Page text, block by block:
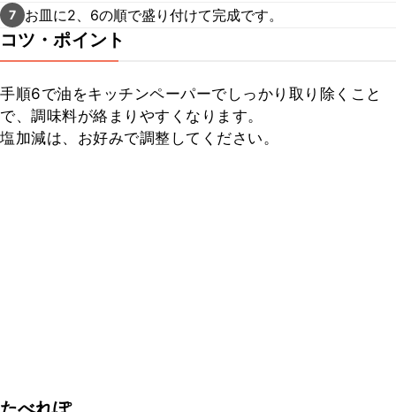
7 お皿に2、6の順で盛り付けて完成です。
コツ・ポイント
手順6で油をキッチンペーパーでしっかり取り除くこと
で、調味料が絡まりやすくなります。
塩加減は、お好みで調整してください。